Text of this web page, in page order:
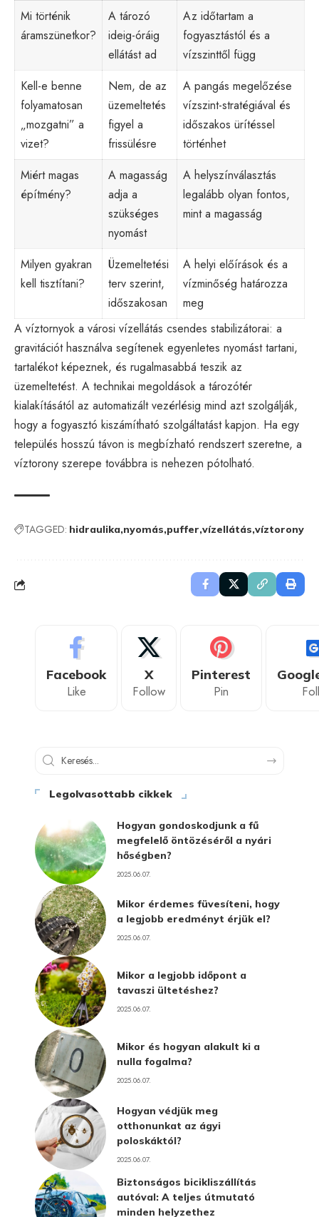
Mi történik
áramszünetkor?
A tározó
ideig-óráig
ellátást ad
Az időtartam a
fogyasztástól és a
vízszinttől függ
Kell-e benne
folyamatosan
„mozgatni” a
vizet?
Nem, de az
üzemeltetés
figyel a
frissülésre
A pangás megelőzése
vízszint-stratégiával és
időszakos ürítéssel
történhet
Miért magas
építmény?
A magasság
adja a
szükséges
nyomást
A helyszínválasztás
legalább olyan fontos,
mint a magasság
Milyen gyakran
kell tisztítani?
Üzemeltetési
terv szerint,
időszakosan
A helyi előírások és a
vízminőség határozza
meg
A víztornyok a városi vízellátás csendes stabilizátorai: a
gravitációt használva segítenek egyenletes nyomást tartani,
tartalékot képeznek, és rugalmasabbá teszik az
üzemeltetést. A technikai megoldások a tározótér
kialakításától az automatizált vezérlésig mind azt szolgálják,
hogy a fogyasztó kiszámítható szolgáltatást kapjon. Ha egy
település hosszú távon is megbízható rendszert szeretne, a
víztorony szerepe továbbra is nehezen pótolható.
TAGGED: hidraulika nyomás puffer vízellátás víztorony
Facebook
Like
X
Follow
Pinterest
Pin
Legolvasottabb cikkek
Hogyan gondoskodjunk a fű
megfelelő öntözéséről a nyári
hőségben?
2025.06.07.
Mikor érdemes füvesíteni, hogy
a legjobb eredményt érjük el?
2025.06.07.
Mikor a legjobb időpont a
tavaszi ültetéshez?
2025.06.07.
Mikor és hogyan alakult ki a
nulla fogalma?
2025.06.07.
Hogyan védjük meg
otthonunkat az ágyi
poloskáktól?
2025.06.07.
Biztonságos bicikliszállítás
autóval: A teljes útmutató
minden helyzethez